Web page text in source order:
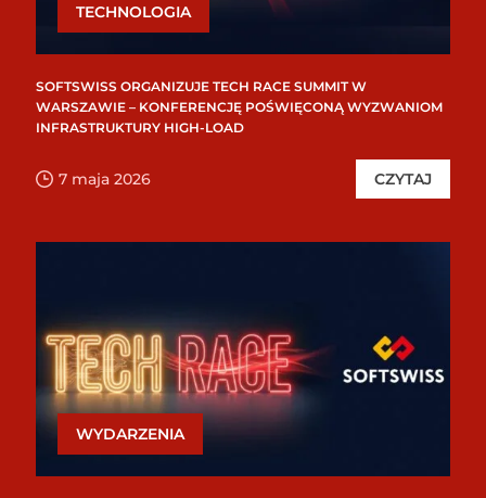
TECHNOLOGIA
SOFTSWISS ORGANIZUJE TECH RACE SUMMIT W
WARSZAWIE – KONFERENCJĘ POŚWIĘCONĄ WYZWANIOM
INFRASTRUKTURY HIGH-LOAD
7 maja 2026 CZYTAJ
WYDARZENIA